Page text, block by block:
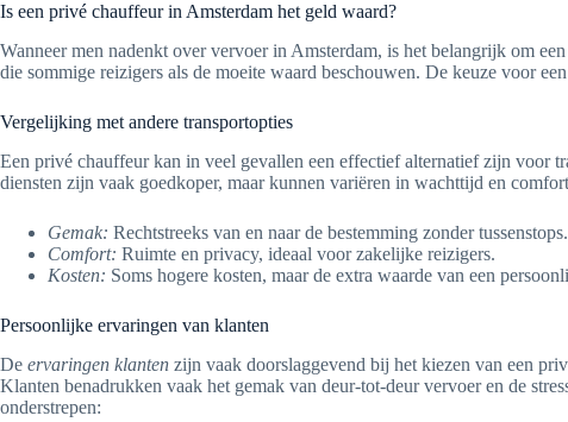
Is een privé chauffeur in Amsterdam het geld waard?
Wanneer men nadenkt over vervoer in Amsterdam, is het belangrijk om een
die sommige reizigers als de moeite waard beschouwen. De keuze voor
Vergelijking met andere transportopties
Een privé chauffeur kan in veel gevallen een effectief alternatief zijn voor
diensten zijn vaak goedkoper, maar kunnen variëren in wachttijd en
Gemak: Rechtstreeks van en naar de bestemming zonder tussenstops.
Comfort: Ruimte en privacy, ideaal voor zakelijke reizigers.
Kosten: Soms hogere kosten, maar de extra waarde van een
Persoonlijke ervaringen van klanten
De ervaringen klanten zijn vaak doorslaggevend bij het kiezen van een
Klanten benadrukken vaak het gemak van deur-tot-deur vervoer en de
onderstrepen: